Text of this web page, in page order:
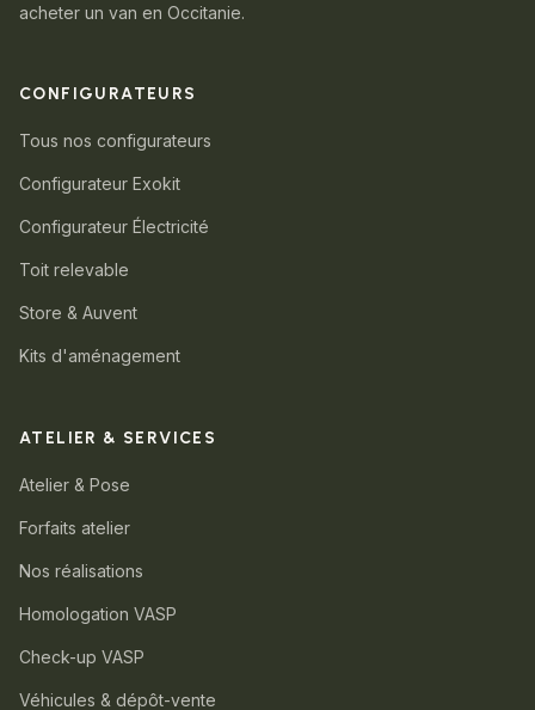
acheter un van en Occitanie.
CONFIGURATEURS
Tous nos configurateurs
Configurateur Exokit
Configurateur Électricité
Toit relevable
Store & Auvent
Kits d'aménagement
ATELIER & SERVICES
Atelier & Pose
Forfaits atelier
Nos réalisations
Homologation VASP
Check-up VASP
Véhicules & dépôt-vente